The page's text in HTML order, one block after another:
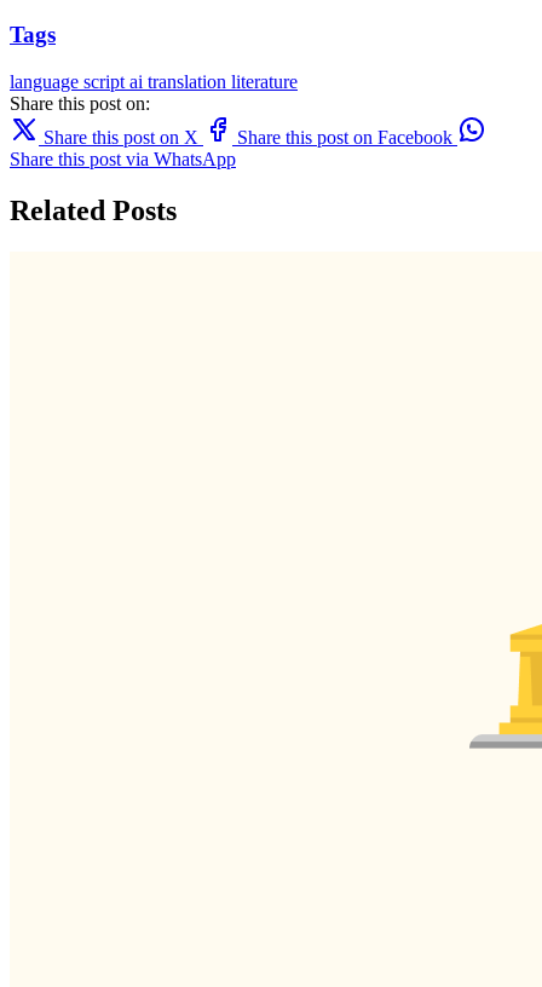
Tags
language script ai translation literature
Share this post on:
Share this post on X
Share this post on Facebook
Share this post via WhatsApp
Related Posts